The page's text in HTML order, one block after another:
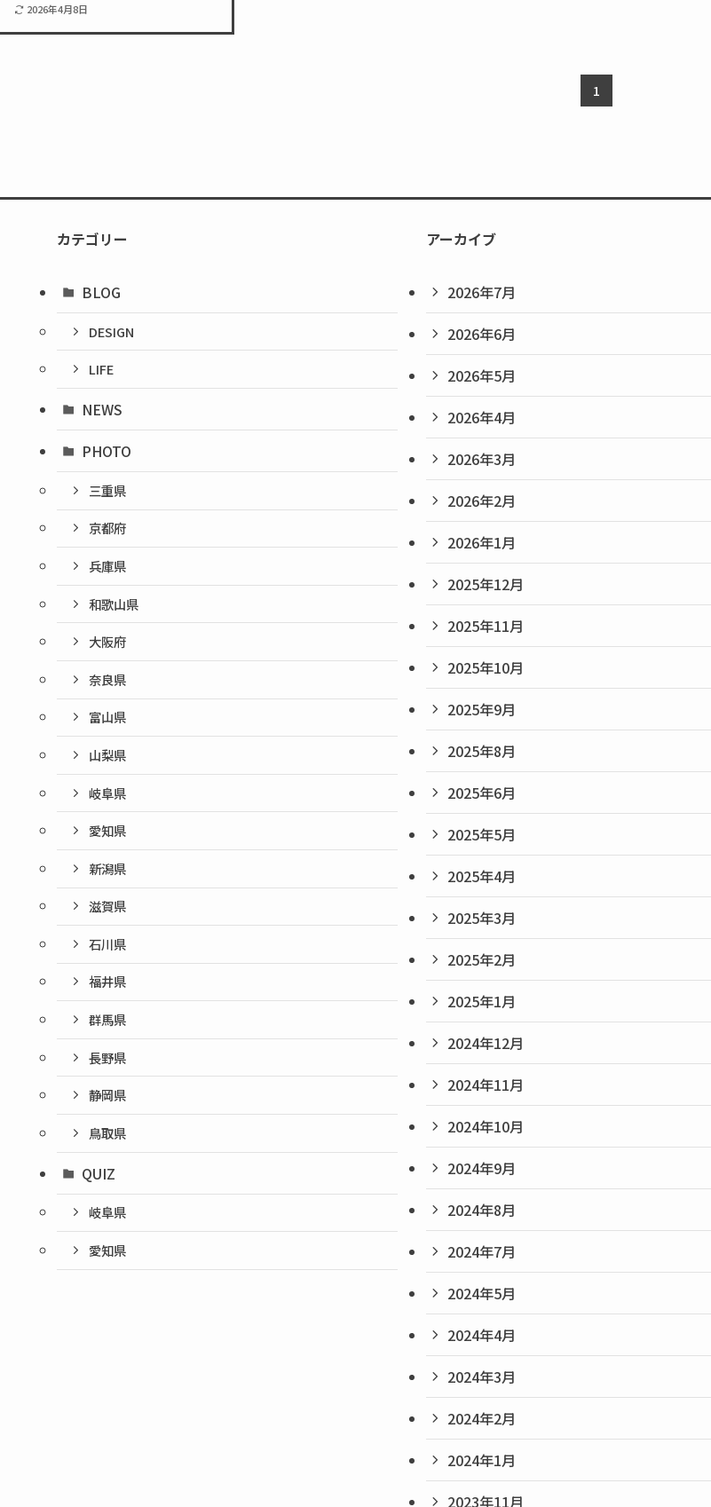
2026年4月8日
1
カテゴリー
BLOG
DESIGN
LIFE
NEWS
PHOTO
三重県
京都府
兵庫県
和歌山県
大阪府
奈良県
富山県
山梨県
岐阜県
愛知県
新潟県
滋賀県
石川県
福井県
群馬県
長野県
静岡県
鳥取県
QUIZ
岐阜県
愛知県
アーカイブ
2026年7月
2026年6月
2026年5月
2026年4月
2026年3月
2026年2月
2026年1月
2025年12月
2025年11月
2025年10月
2025年9月
2025年8月
2025年6月
2025年5月
2025年4月
2025年3月
2025年2月
2025年1月
2024年12月
2024年11月
2024年10月
2024年9月
2024年8月
2024年7月
2024年5月
2024年4月
2024年3月
2024年2月
2024年1月
2023年11月